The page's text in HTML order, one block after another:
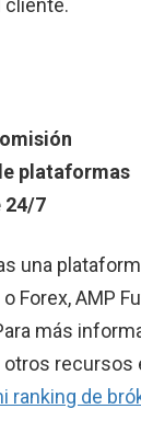
cliente.
plataformas
24/7
una
Forex, AMP
más
recursos
ranking de